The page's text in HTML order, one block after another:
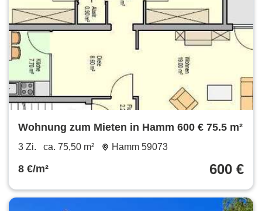
Wohnung zum Mieten in Hamm 600 € 75.5 m²
3 Zi. ca. 75,50 m² Hamm 59073
8 €/m² 600 €